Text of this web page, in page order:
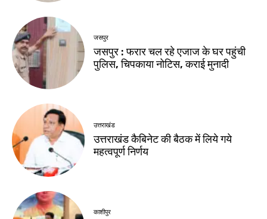
जसपुर
जसपुर : फरार चल रहे एजाज के घर पहुंची
पुलिस, चिपकाया नोटिस, कराई मुनादी
उत्तराखंड
उत्तराखंड कैबिनेट की बैठक में लिये गये
महत्वपूर्ण निर्णय
काशीपुर